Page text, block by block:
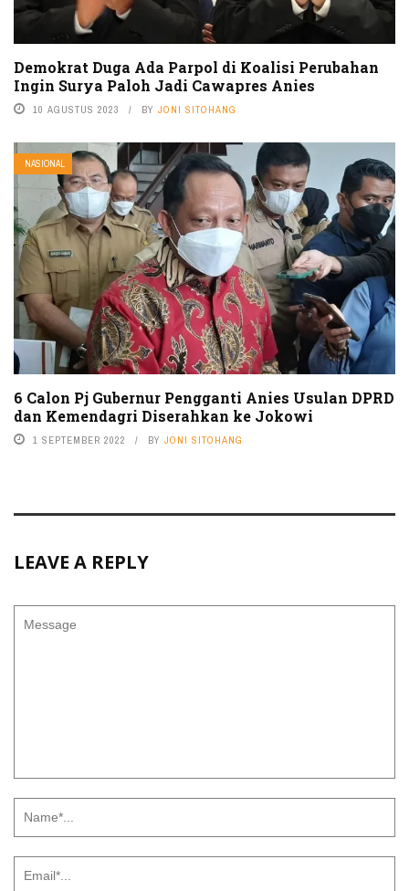
Demokrat Duga Ada Parpol di Koalisi Perubahan
Ingin Surya Paloh Jadi Cawapres Anies
10 AGUSTUS 2023 BY JONI SITOHANG
NASIONAL
6 Calon Pj Gubernur Pengganti Anies Usulan DPRD
dan Kemendagri Diserahkan ke Jokowi
1 SEPTEMBER 2022 BY JONI SITOHANG
LEAVE A REPLY